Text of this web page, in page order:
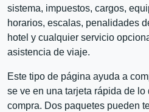
sistema, impuestos, cargos,
horarios, escalas, penalidades
hotel y cualquier servicio
asistencia de viaje.
Este tipo de página ayuda a
se ve en una tarjeta rápida de lo
compra. Dos paquetes pueden